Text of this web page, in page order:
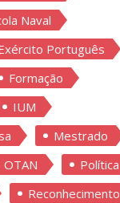
Naval
Português
Formação
IUM
Mestrado
OTAN
Política
Reconhecimento